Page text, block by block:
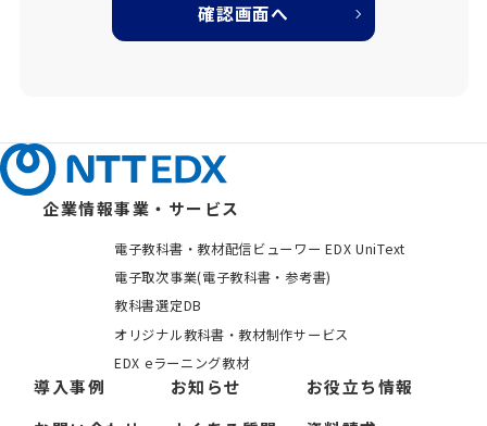
確認画面へ
企業情報事業・サービス
電子教科書・教材配信ビューワー EDX UniText
電子取次事業(電子教科書・参考書)
教科書選定DB
オリジナル教科書・教材制作サービス
EDX eラーニング教材
導入事例 お知らせ
お役立ち情報